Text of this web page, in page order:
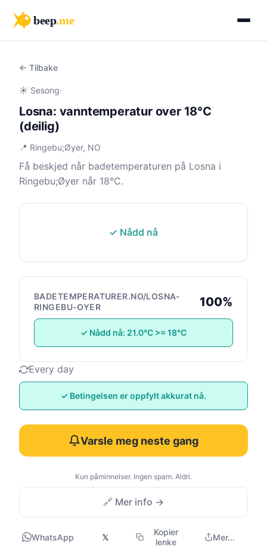
beep.me
← Tilbake
☀️ Sesong·
Losna: vanntemperatur over 18°C
(deilig)
📍 Ringebu;Øyer, NO
Få beskjed når badetemperaturen på Losna i
Ringebu;Øyer når 18°C.
✓ Nådd nå
BADETEMPERATURER.NO/LOSNA-
RINGEBU-OYER
100%
✓ Nådd nå: 21.0°C >= 18°C
Every day
✓ Betingelsen er oppfylt akkurat nå.
Varsle meg neste gang
Kun påminnelser. Ingen spam. Aldri.
🔗 Mer info →
WhatsApp 𝕏
Kopier
lenke
Mer...